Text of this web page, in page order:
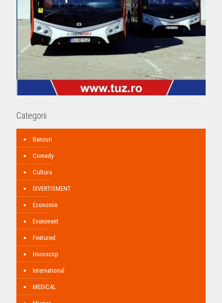
Categorii
Bancuri
Comedy
Cultura
DIVERTISMENT
Economie
Eveniment
Featured
Horoscop
International
MEDICAL